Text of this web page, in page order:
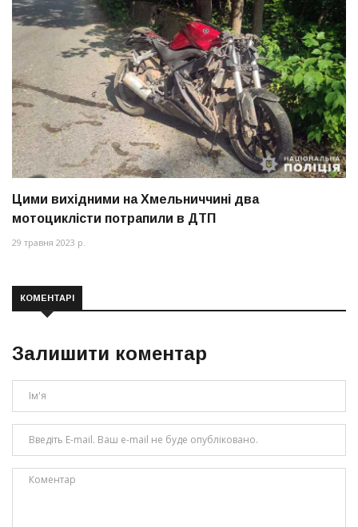
Цими вихідними на Хмельниччині два
мотоциклісти потрапили в ДТП
29 травня 2023 р.
КОМЕНТАРІ
Залишити коментар